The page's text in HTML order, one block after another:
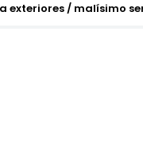
exteriores / malísimo
Bogotá donde uno